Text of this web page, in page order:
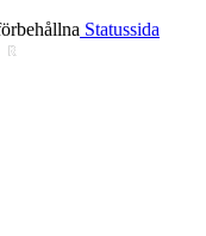
Statussida